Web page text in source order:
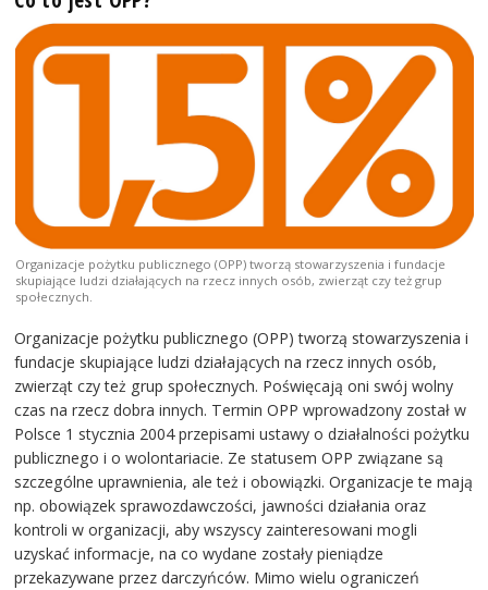
Organizacje pożytku publicznego (OPP) tworzą stowarzyszenia i fundacje
skupiające ludzi działających na rzecz innych osób, zwierząt czy też grup
społecznych.
Organizacje pożytku publicznego (OPP) tworzą stowarzyszenia i
fundacje skupiające ludzi działających na rzecz innych osób,
zwierząt czy też grup społecznych. Poświęcają oni swój wolny
czas na rzecz dobra innych. Termin OPP wprowadzony został w
Polsce 1 stycznia 2004 przepisami ustawy o działalności pożytku
publicznego i o wolontariacie. Ze statusem OPP związane są
szczególne uprawnienia, ale też i obowiązki. Organizacje te mają
np. obowiązek sprawozdawczości, jawności działania oraz
kontroli w organizacji, aby wszyscy zainteresowani mogli
uzyskać informacje, na co wydane zostały pieniądze
przekazywane przez darczyńców. Mimo wielu ograniczeń